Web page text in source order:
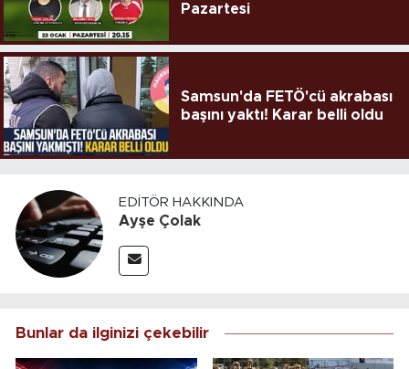
Pazartesi
Samsun'da FETÖ'cü akrabası
başını yaktı! Karar belli oldu
EDITÖR HAKKINDA
Ayşe Çolak
Bunlar da ilginizi çekebilir